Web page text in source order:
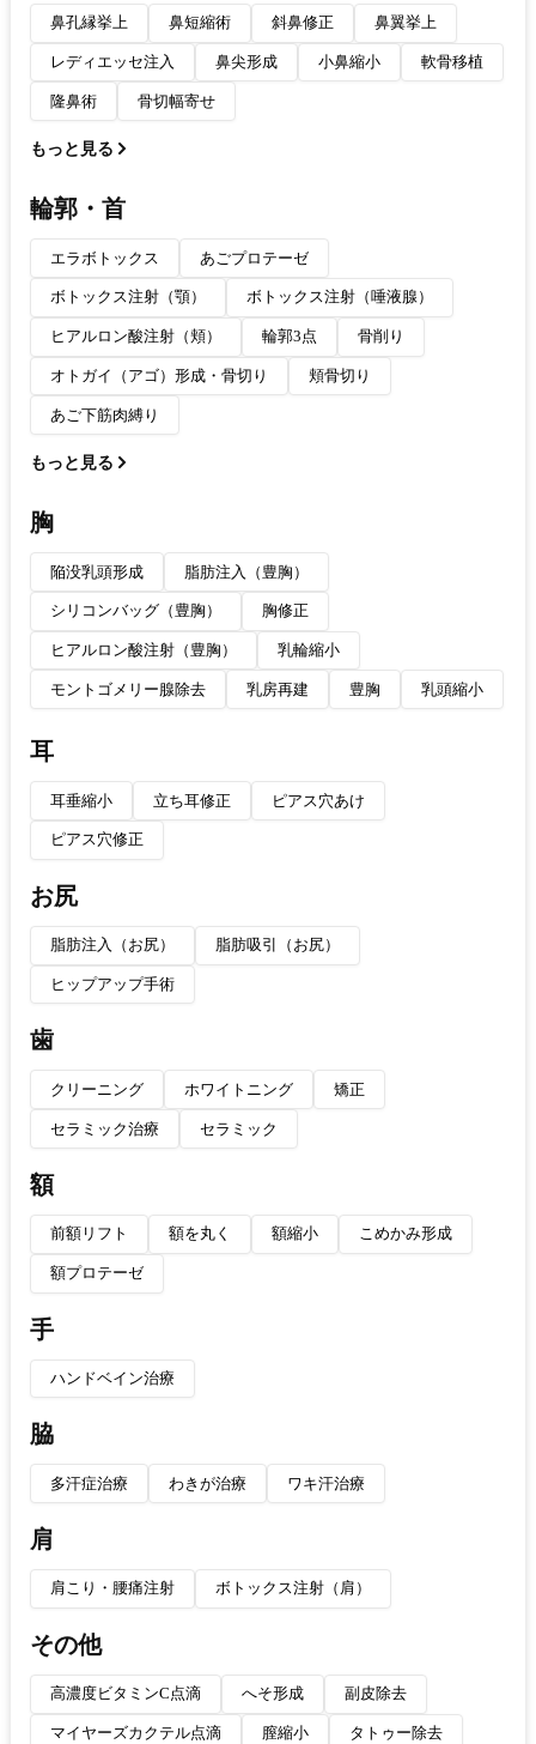
鼻孔縁挙上 鼻短縮術 斜鼻修正 鼻翼挙上
レディエッセ注入 鼻尖形成 小鼻縮小 軟骨移植
隆鼻術 骨切幅寄せ
もっと見る
輪郭・首
エラボトックス あごプロテーゼ
ボトックス注射（顎） ボトックス注射（唾液腺）
ヒアルロン酸注射（頬） 輪郭3点 骨削り
オトガイ（アゴ）形成・骨切り 頬骨切り
あご下筋肉縛り
もっと見る
胸
陥没乳頭形成 脂肪注入（豊胸）
シリコンバッグ（豊胸） 胸修正
ヒアルロン酸注射（豊胸） 乳輪縮小
モントゴメリー腺除去 乳房再建 豊胸 乳頭縮小
耳
耳垂縮小 立ち耳修正 ピアス穴あけ
ピアス穴修正
お尻
脂肪注入（お尻） 脂肪吸引（お尻）
ヒップアップ手術
歯
クリーニング ホワイトニング 矯正
セラミック治療 セラミック
額
前額リフト 額を丸く 額縮小 こめかみ形成
額プロテーゼ
手
ハンドベイン治療
脇
多汗症治療 わきが治療 ワキ汗治療
肩
肩こり・腰痛注射 ボトックス注射（肩）
その他
高濃度ビタミンC点滴 へそ形成 副皮除去
マイヤーズカクテル点滴 膣縮小 タトゥー除去